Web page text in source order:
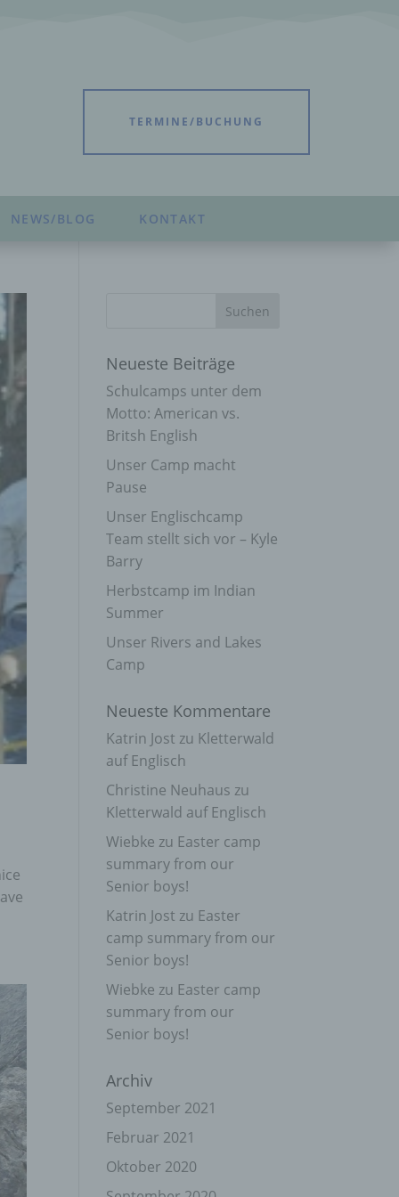
TERMINE/BUCHUNG
NEWS/BLOG KONTAKT
Neueste Beiträge
Schulcamps unter dem
Motto: American vs.
Britsh English
Unser Camp macht
Pause
Unser Englischcamp
Team stellt sich vor – Kyle
Barry
Herbstcamp im Indian
Summer
Unser Rivers and Lakes
Camp
Neueste Kommentare
Katrin Jost zu Kletterwald
auf Englisch
Christine Neuhaus zu
Kletterwald auf Englisch
Wiebke zu Easter camp
summary from our
Senior boys!
Katrin Jost zu Easter
camp summary from our
Senior boys!
Wiebke zu Easter camp
summary from our
Senior boys!
Archiv
September 2021
Februar 2021
Oktober 2020